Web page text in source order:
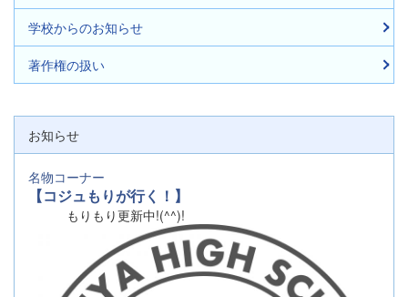
学校からのお知らせ
著作権の扱い
お知らせ
名物コーナー
【コジュもりが行く！】
もりもり更新中!(^^)!